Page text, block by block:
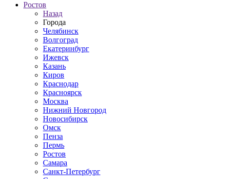
Ростов
Назад
Города
Челябинск
Волгоград
Екатеринбург
Ижевск
Казань
Киров
Краснодар
Красноярск
Москва
Нижний Новгород
Новосибирск
Омск
Пенза
Пермь
Ростов
Самара
Санкт-Петербург